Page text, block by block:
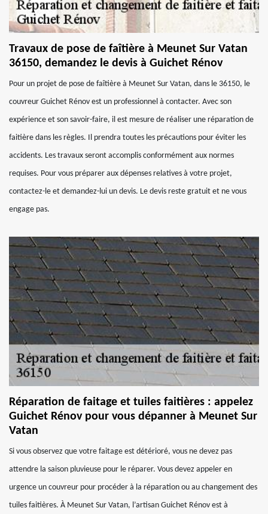
Travaux de pose de faîtière à Meunet Sur Vatan
36150, demandez le devis à Guichet Rénov
Pour un projet de pose de faîtière à Meunet Sur Vatan, dans le 36150, le
couvreur Guichet Rénov est un professionnel à contacter. Avec son
expérience et son savoir-faire, il est mesure de réaliser une réparation de
faitière dans les règles. Il prendra toutes les précautions pour éviter les
accidents. Les travaux seront accomplis conformément aux normes
requises. Pour vous préparer aux dépenses relatives à votre projet,
contactez-le et demandez-lui un devis. Le devis reste gratuit et ne vous
engage pas.
Réparation de faitage et tuiles faitières : appelez
Guichet Rénov pour vous dépanner à Meunet Sur
Vatan
Si vous observez que votre faitage est détérioré, vous ne devez pas
attendre la saison pluvieuse pour le réparer. Vous devez appeler en
urgence un couvreur pour procéder à la réparation ou au changement des
tuiles faitières. À Meunet Sur Vatan, l’artisan Guichet Rénov est à